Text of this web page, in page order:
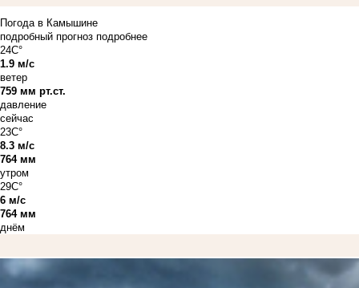
Погода в Камышине
подробный прогноз подробнее
24C°
1.9 м/с
ветер
759 мм рт.ст.
давление
сейчас
23C°
8.3 м/с
764 мм
утром
29C°
6 м/с
764 мм
днём